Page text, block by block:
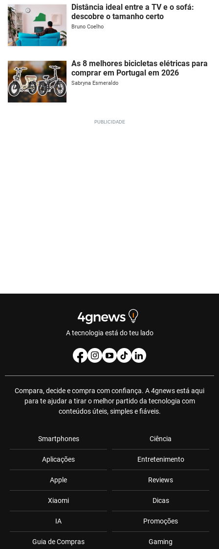
Distância ideal entre a TV e o sofá:
descobre o tamanho certo
Bruno Coelho
As 8 melhores bicicletas elétricas para
comprar em Portugal em 2026
Sabryna Esmeraldo
A tecnologia está do teu lado
Compara, decide e compra com confiança. A 4gnews está aqui
para te ajudar a tirar o melhor partido da tecnologia com
conteúdos úteis, simples e fiáveis.
Smartphones
Aplicações
Apple
Xiaomi
IA
Guia de Compras
Ciência
Entretenimento
Reviews
Dicas
Promoções
Gaming